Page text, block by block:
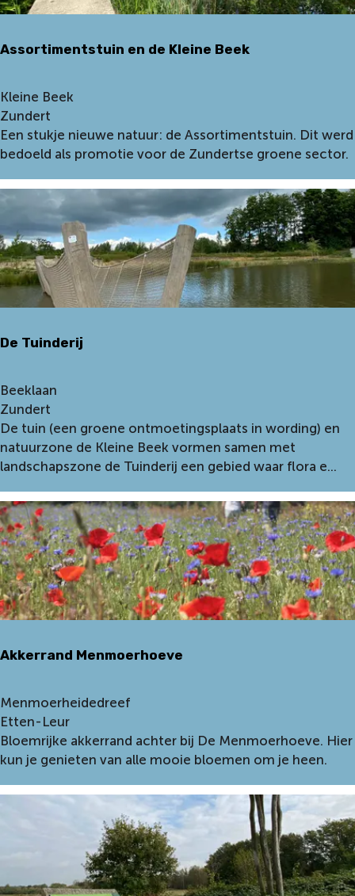
Assortimentstuin en de Kleine Beek
A
s
s
o
t
e
n
t
s
u
n
e
n
e
l
e
i
n
e
B
e
k
Kleine Beek
Zundert
Een stukje nieuwe natuur: de Assortimentstuin. Dit werd
bedoeld als promotie voor de Zundertse groene sector.
De Tuinderij
D
e
T
u
i
d
e
r
i
j
Beeklaan
Zundert
De tuin (een groene ontmoetingsplaats in wording) en
natuurzone de Kleine Beek vormen samen met
landschapszone de Tuinderij een gebied waar flora e...
Akkerrand Menmoerhoeve
A
k
k
e
r
e
Menmoerheidedreef
Etten-Leur
Bloemrijke akkerrand achter bij De Menmoerhoeve. Hier
kun je genieten van alle mooie bloemen om je heen.